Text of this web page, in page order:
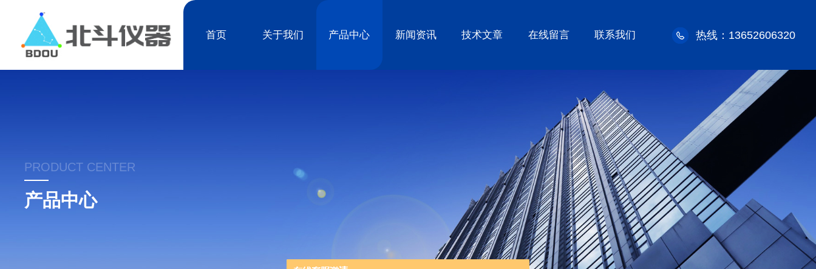
首页 关于我们 产品中心 新闻资讯 技术文章 在线留言 联系我们 热线：13652606320
PRODUCT CENTER
产品中心